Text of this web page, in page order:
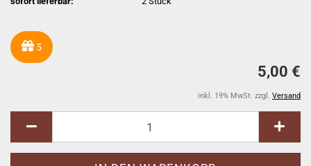
5
5,00 €
inkl. 19% MwSt. zzgl. Versand